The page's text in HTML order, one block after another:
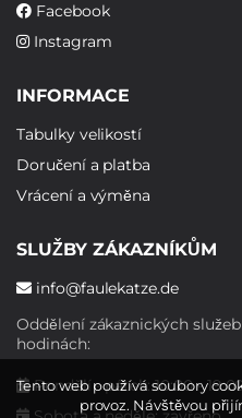
Facebook
Instagram
INFORMACE
Tabulky velikostí
Doručení a platba
Vrácení a výměna
SLUŽBY ZÁKAZNÍKŮM
info@faulekatze.de
Oddělení zákaznických
hodinách:
Pondělí - pátek: 10:00 -
Tento web používá soubory
provoz. Návštěvou